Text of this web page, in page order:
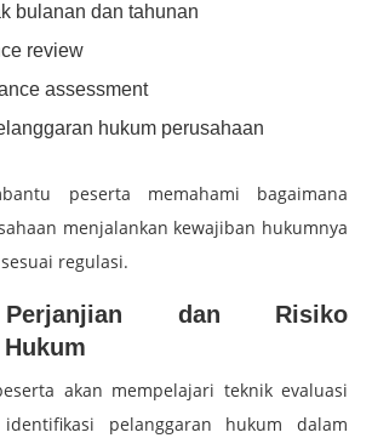
bulanan dan tahunan
review
assessment
hukum perusahaan
peserta memahami bagaimana
menjalankan kewajiban hukumnya
regulasi.
dan Risiko
akan mempelajari teknik evaluasi
pelanggaran hukum dalam